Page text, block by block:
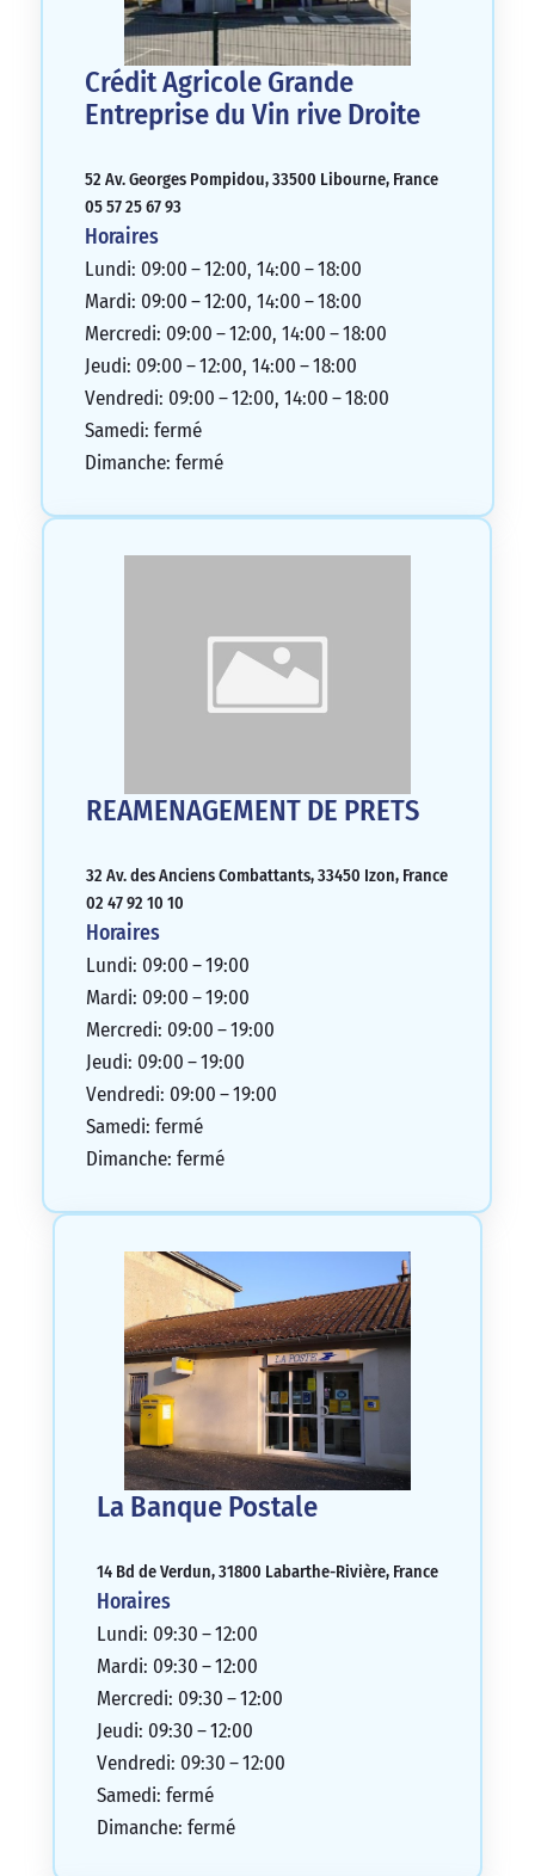
Crédit Agricole Grande
Entreprise du Vin rive Droite
52 Av. Georges Pompidou, 33500 Libourne, France
05 57 25 67 93
Horaires
Lundi: 09:00 – 12:00, 14:00 – 18:00
Mardi: 09:00 – 12:00, 14:00 – 18:00
Mercredi: 09:00 – 12:00, 14:00 – 18:00
Jeudi: 09:00 – 12:00, 14:00 – 18:00
Vendredi: 09:00 – 12:00, 14:00 – 18:00
Samedi: fermé
Dimanche: fermé
REAMENAGEMENT DE PRETS
32 Av. des Anciens Combattants, 33450 Izon, France
02 47 92 10 10
Horaires
Lundi: 09:00 – 19:00
Mardi: 09:00 – 19:00
Mercredi: 09:00 – 19:00
Jeudi: 09:00 – 19:00
Vendredi: 09:00 – 19:00
Samedi: fermé
Dimanche: fermé
La Banque Postale
14 Bd de Verdun, 31800 Labarthe-Rivière, France
Horaires
Lundi: 09:30 – 12:00
Mardi: 09:30 – 12:00
Mercredi: 09:30 – 12:00
Jeudi: 09:30 – 12:00
Vendredi: 09:30 – 12:00
Samedi: fermé
Dimanche: fermé